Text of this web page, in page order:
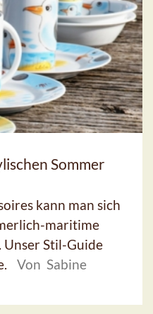
Sommer
kann man sich
maritime
Unser Stil-Guide
Von Sabine